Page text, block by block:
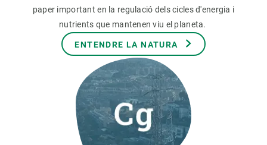
paper important en la regulació dels cicles d'energia i
nutrients que mantenen viu el planeta.
ENTENDRE LA NATURA